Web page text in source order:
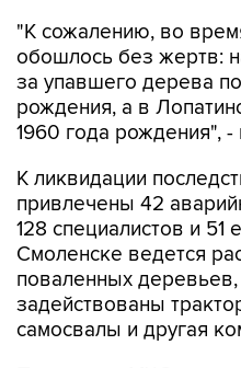
"К сожалению, во
обошлось без жертв:
за упавшего дерева
рождения, а в
1960 года рождения",
К ликвидации
привлечены 42
128 специалистов и 51
Смоленске ведется
поваленных деревьев,
задействованы
самосвалы и другая